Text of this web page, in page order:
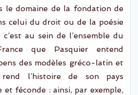
le domaine de la fondation de
celui du droit ou de la poésie
c’est au sein de l’ensemble du
que Pasquier entend
des modèles gréco-latin et
l’histoire de son pays
et féconde : ainsi, par exemple,